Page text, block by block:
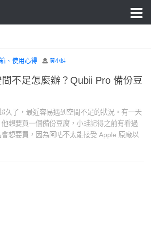
、使用心得 黃小蛙
不足怎麼辦？Qubii Pro 備份豆
久了，最近容易遇到空間不足的狀況。有一天
想要買一個備份豆腐，小蛙記得之前有看過
想要買，因為阿咕不太能接受 Apple 原廠以